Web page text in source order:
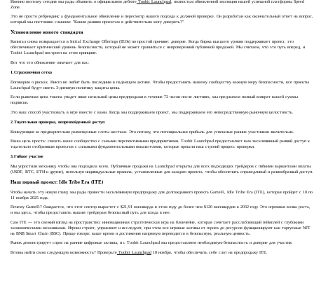
Именно поэтому сегодня мы рады объявить о официальном дебютеToobit Launchpad, полностью обновленной эволюции нашей успешной платформы Speed
Zone.
Это не просто ребрендинг, а фундаментальное обновление и пересмотр нашего подхода к должной проверке. Он разработан как окончательный ответ на вопрос,
который мы постоянно слышим: "Каким ранним проектам я действительно могу доверять?"
Установление нового стандарта
Капитал снова возвращается в Initial Exchange Offerings (IEOs) по простой причине: доверие. Когда биржа высшего уровня поддерживает проект, это
обеспечивает критический уровень безопасности, который не может сравниться с непроверенной публичной продажей. Мы считаем, что это путь вперед, и
Toobit Launchpad построен на этом принципе.
Вот что это обновление означает для вас:
1.Страховочная сетка
Поговорим о рисках. Никто не любит быть последним в падающем активе. Чтобы предоставить нашему сообществу важную меру безопасности, все проекты
Launchpad будут иметь 3-дневную политику защиты цены.
Если рыночная цена токена упадет ниже начальной цены предпродажи в течение 72 часов после листинга, мы предлагаем полный возврат вашей суммы
подписки.
Это наш способ участвовать в игре вместе с вами. Когда мы поддерживаем проект, мы поддерживаем его непосредственную рыночную целостность.
2.Тщательная проверка, непревзойденный доступ
Конкуренция за предварительно размещенные слоты жесткая. Это потому, что потенциальная прибыль для успешных ранних участников значительна.
Наша цель проста: связать наше сообщество с самыми перспективными предприятиями. Toobit Launchpad предоставляет вам эксклюзивный ранний доступ к
тщательно отобранным проектам с сильными фундаментальными показателями, которые прошли наш строгий процесс проверки.
3.Гибкое участие
Мы упростили механику, чтобы она подходила всем. Публичные продажи на Launchpad открыты для всех подходящих трейдеров с гибкими вариантами оплаты
(USDT, BTC, ETH и другие), используя индивидуальные правила, установленные для каждого проекта, чтобы обеспечить справедливый и разнообразный доступ.
Наш первый проект: Idle Tribe Era (ITE)
Чтобы начать эту новую главу, мы рады провести эксклюзивную предпродажу для долгожданного проекта GameFi, Idle Tribe Era (ITE), которая пройдет с 10 по
11 ноября 2025 года.
Почему GameFi? Ожидается, что этот сектор вырастет с $21,91 миллиарда в этом году до более чем $120 миллиардов к 2032 году. Это огромная волна роста,
и мы здесь, чтобы предоставить нашим трейдерам безопасный путь для входа в нее.
Сам ITE — это свежий взгляд на пространство: инновационная стратегическая игра на блокчейне, которая сочетает расслабляющий геймплей с глубокими
экономическими механиками. Игроки строят, управляют и исследуют, при этом все игровые активы от героев до ресурсов функционируют как торгуемые NFT
на BNB Smart Chain (BSC). Проще говоря: ваше время и достижения напрямую переводятся в безопасную, реальную ценность.
Рынок демонстрирует спрос на ранние цифровые активы, и с Toobit Launchpad мы предоставляем необходимую безопасность и доверие для участия.
Готовы найти свою следующую возможность? ПроверьтеToobit Launchpad10 ноября, чтобы обеспечить себе слот на предпродажу ITE.